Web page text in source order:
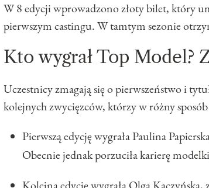
W 8 edycji wprowadzono złoty bilet, który
pierwszym castingu. W tamtym sezonie
Kto wygrał Top Model?
Uczestnicy zmagają się o pierwszeństwo i
kolejnych zwycięzców, którzy w różny
Pierwszą edycję wygrała Paulina
Obecnie jednak porzuciła karierę